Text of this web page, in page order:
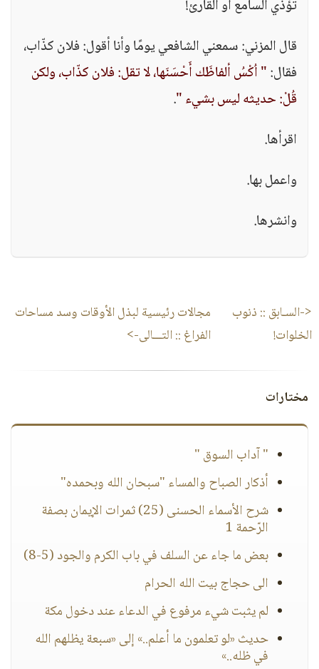
تؤذي السامع أو القارئ!
قال المزني: سمعني الشافعي يومًا وأنا أقول: فلان كذّاب،
فقال:" اُكْسُ ألفاظَك أَحْسَنَها، لا تقل: فلان كذّاب، ولكن
قُلْ: حديثه ليس بشيء ".
اقرأها.
واعمل بها.
وانشرها.
<-السـابق :: ذنوب
الخلوات!
مجالات رئيسية لبذل الأوقات وسد مساحات
الفراغ :: التـــالى->
مختارات
" آداب السوق "
أذكار الصباح والمساء "سبحان الله وبحمده"
شرح الأسماء الحسنى (25) ثمرات الإيمان بصفة
الرّحمة 1
بعض ما جاء عن السلف في باب الكرم والجود (5-8)
الى حجاج بيت الله الحرام
لم يثبت شيء مرفوع في الدعاء عند دخول مكة
حديث «لو تعلمون ما أعلم..» إلى «سبعة يظلهم الله
في ظله..»